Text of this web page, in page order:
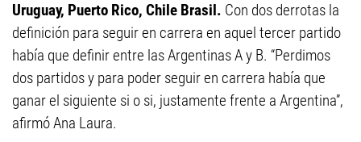
Uruguay, Puerto Rico, Chile Brasil. Con dos derrotas la
definición para seguir en carrera en aquel tercer partido
había que definir entre las Argentinas A y B. “Perdimos
dos partidos y para poder seguir en carrera había que
ganar el siguiente si o si, justamente frente a Argentina”,
afirmó Ana Laura.